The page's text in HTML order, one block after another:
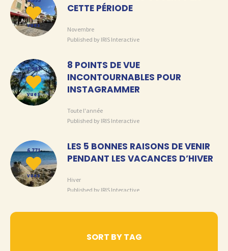
vues
CETTE PÉRIODE
Novembre
Published by IRIS Interactive
7,987
vues
8 POINTS DE VUE
INCONTOURNABLES POUR
INSTAGRAMMER
Toute l'année
Published by IRIS Interactive
6,771
vues
LES 5 BONNES RAISONS DE VENIR
PENDANT LES VACANCES D’HIVER
Hiver
Published by IRIS Interactive
SORT BY TAG